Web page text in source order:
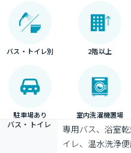
バス・トイレ別 2階以上
駐車場あり 室内洗濯機置場
バス・トイレ
専用バス、浴室
イレ、温水洗浄